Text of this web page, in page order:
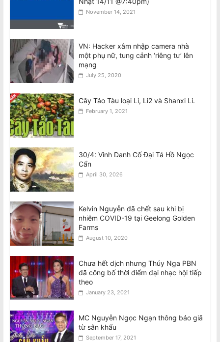
Census 2026: Information for
Nhiều VĐV ‘bốc hơi’ sau khi tham dự
Đại hội Thể thao lớn thứ 3 thế giới
November 14, 2021
VN: Hacker xâm nhập camera nhà
một phụ nữ, tung cảnh ‘riêng tư’ lên
mạng
July 25, 2020
Cây Táo Tàu loại Li, Li2 và Shanxi Li.
February 1, 2021
30/4: Vinh Danh Cố Đại Tá Hồ Ngọc
Cẩn
April 30, 2026
Kelvin Nguyễn đã chết sau khi bị
nhiễm COVID-19 tại Geelong Golden
Farms
August 10, 2020
Chưa hết dịch nhưng Thúy Nga PBN
đã công bố thời điểm đại nhạc hội tiếp
theo
January 23, 2021
MC Nguyễn Ngọc Ngạn thông báo giã
từ sân khấu
September 17, 2021